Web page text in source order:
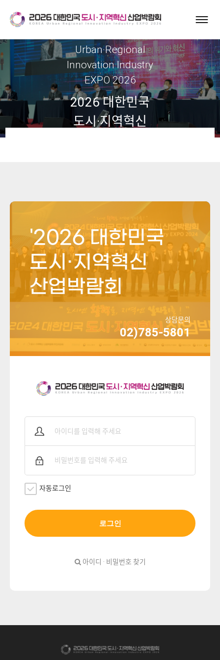
Urban·Regional
Innovation Industry
EXPO 2026
2026 대한민국
도시·지역혁신
'2026 대한민국
도시·지역혁신
산업박람회
상담문의
02)785-5801
자동로그인
로그인
아이디 · 비밀번호 찾기